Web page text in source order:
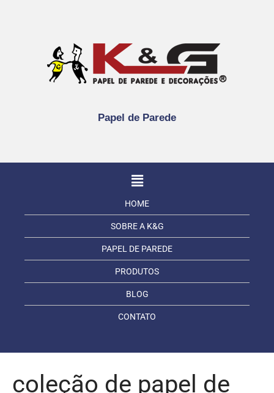
Papel de Parede
HOME
SOBRE A K&G
PAPEL DE PAREDE
PRODUTOS
BLOG
CONTATO
coleção de papel de